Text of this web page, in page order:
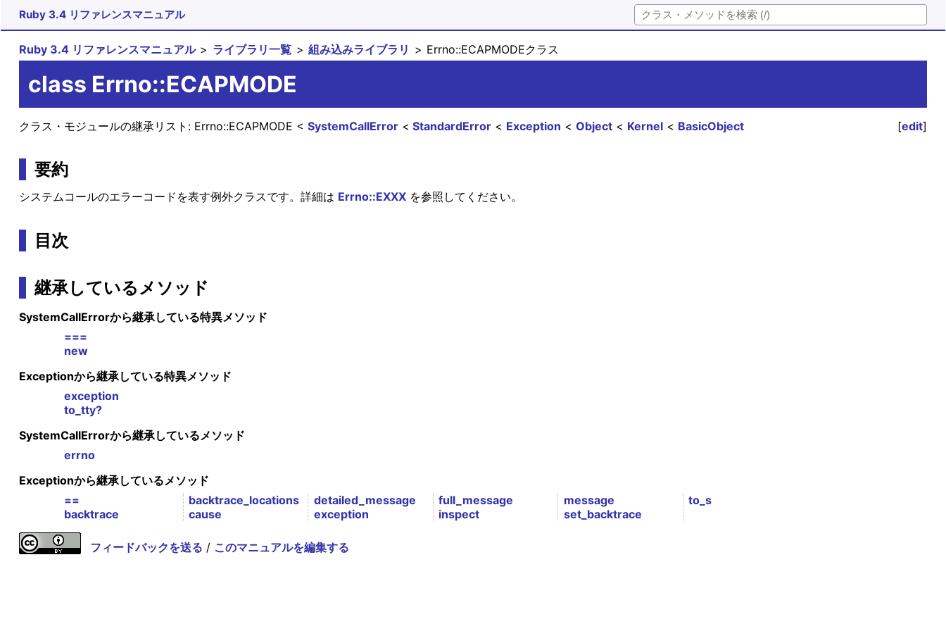
Ruby 3.4 リファレンスマニュアル
Ruby 3.4 リファレンスマニュアル ライブラリ一覧 組み込みライブラリ Errno::ECAPMODEクラス
class Errno::ECAPMODE
[edit]
クラス・モジュールの継承リスト: BasicObject
Kernel
Object
Exception
StandardError
SystemCallError
Errno::ECAPMODE
要約
システムコールのエラーコードを表す例外クラスです。詳細は Errno::EXXXを参照してください。
目次
継承しているメソッド
SystemCallErrorから継承している特異メソッド
===
new
Exceptionから継承している特異メソッド
exception
to_tty?
SystemCallErrorから継承しているメソッド
errno
Exceptionから継承しているメソッド
==
backtrace
backtrace_locations
cause
detailed_message
exception
full_message
inspect
message
set_backtrace
to_s
フィードバックを送る / このマニュアルを編集する